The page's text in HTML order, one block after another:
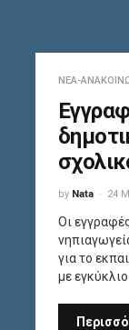
ΝΈΑ-
by Nata 24
Οι
για το
με